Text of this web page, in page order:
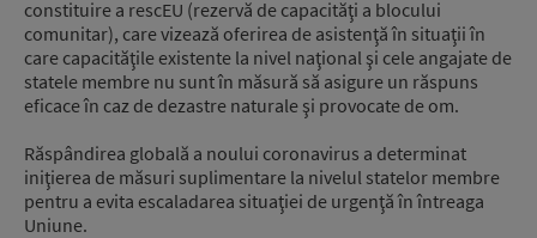
constituire a rescEU (rezervă de capacităţi a blocului
comunitar), care vizează oferirea de asistenţă în situaţii în
care capacităţile existente la nivel naţional şi cele angajate de
statele membre nu sunt în măsură să asigure un răspuns
eficace în caz de dezastre naturale şi provocate de om.
Răspândirea globală a noului coronavirus a determinat
iniţierea de măsuri suplimentare la nivelul statelor membre
pentru a evita escaladarea situaţiei de urgenţă în întreaga
Uniune.